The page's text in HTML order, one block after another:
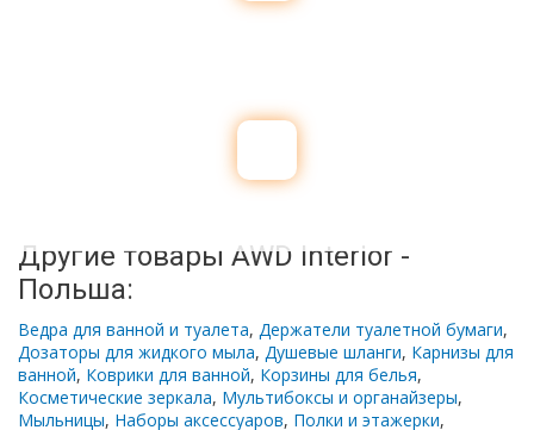
Другие товары AWD Interior -
Польша:
Ведра для ванной и туалета, Держатели туалетной бумаги,
Дозаторы для жидкого мыла, Душевые шланги, Карнизы для
ванной, Коврики для ванной, Корзины для белья,
Косметические зеркала, Мультибоксы и органайзеры,
Мыльницы, Наборы аксессуаров, Полки и этажерки,